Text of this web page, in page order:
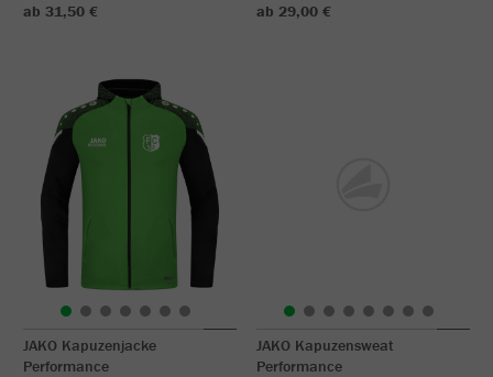
ab 31,50 €
ab 29,00 €
JAKO Kapuzenjacke
Performance
JAKO Kapuzensweat
Performance